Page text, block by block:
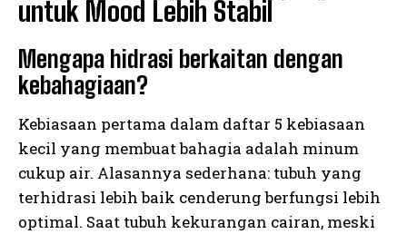
untuk Mood Lebih Stabil
Mengapa hidrasi berkaitan dengan
kebahagiaan?
Kebiasaan pertama dalam daftar 5 kebiasaan
kecil yang membuat bahagia adalah minum
cukup air. Alasannya sederhana: tubuh yang
terhidrasi lebih baik cenderung berfungsi lebih
optimal. Saat tubuh kekurangan cairan, meski